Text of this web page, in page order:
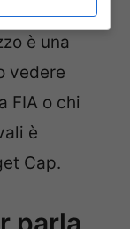
del gruppo
è una
vedere
FIA o chi
è
Cap.